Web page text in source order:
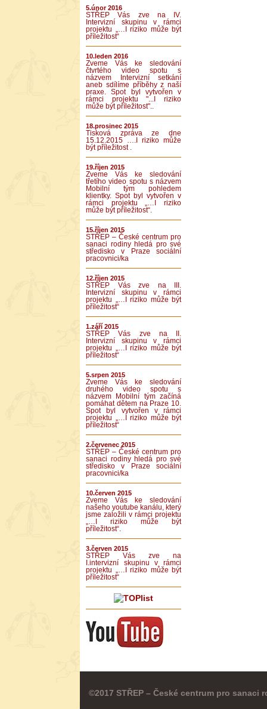
5.únor 2016
STŘEP Vás zve na IV.
Intervizní skupinu v rámci
projektu „…I riziko může být
příležitost“
10.leden 2016
Zveme Vás ke sledování
čtvrtého video spotu s
názvem Intervizní setkání
aneb sdílíme příběhy z naší
praxe. Spot byl vytvořen v
rámci projektu "...I riziko
může být příležitost"..
18.prosinec 2015
Tisková zpráva ze dne
15.12.2015 ….I riziko může
být příležitost .
19.říjen 2015
Zveme Vás ke sledování
třetího video spotu s názvem
Mobilní tým pohledem
klientky. Spot byl vytvořen v
rámci projektu „…I riziko
může být příležitost“.
15.říjen 2015
STŘEP – České centrum pro
sanaci rodiny hledá pro své
středisko v Praze sociální
pracovnici/ka
12.říjen 2015
STŘEP Vás zve na III.
Intervizní skupinu v rámci
projektu „…I riziko může být
příležitost“
1.září 2015
STŘEP Vás zve na II.
Intervizní skupinu v rámci
projektu „…I riziko může být
příležitost“
5.srpen 2015
Zveme Vás ke sledování
druhého video spotu s
názvem Mobilní tým začíná
pomáhat dětem na Praze 10.
Spot byl vytvořen v rámci
projektu „…I riziko může být
příležitost“
2.červenec 2015
STŘEP – České centrum pro
sanaci rodiny hledá pro své
středisko v Praze sociální
pracovnici/ka
10.červen 2015
Zveme Vás ke sledování
našeho youtube kanálu, který
jsme založili v rámci projektu
„…I riziko může být
příležitost“.
3.červen 2015
STŘEP Vás zve na
I.intervizní skupinu v rámci
projektu „…I riziko může být
příležitost“
©2017 STŘEP – České centrum pro sanaci